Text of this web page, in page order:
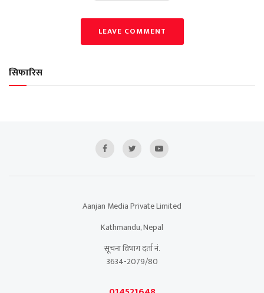
LEAVE COMMENT
सिफारिस
Aanjan Media Private Limited
Kathmandu, Nepal
सूचना विभाग दर्ता नं.
3634-2079/80